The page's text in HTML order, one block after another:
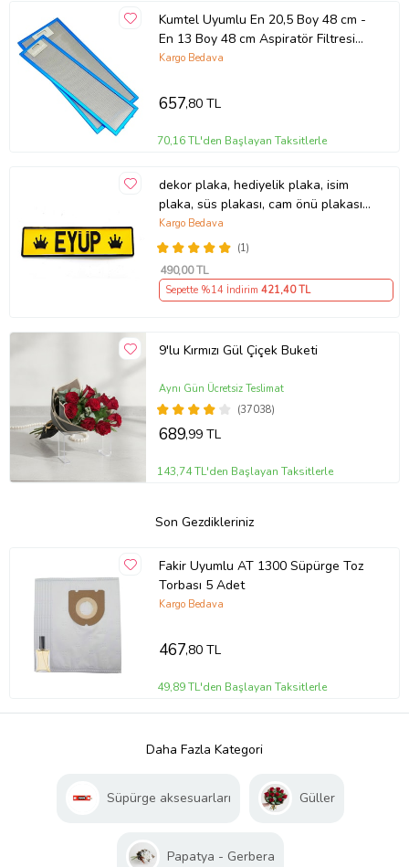
Kumtel Uyumlu En 20,5 Boy 48 cm -
En 13 Boy 48 cm Aspiratör Filtresi
Takımı
Kargo Bedava
657,80 TL
70,16 TL'den Başlayan Taksitlerle
dekor plaka, hediyelik plaka, isim
plaka, süs plakası, cam önü plakası,
tırcı plakası (Sarı-Siyah)
(1)
Kargo Bedava
490,00 TL
Sepette %14 İndirim 421,40 TL
9'lu Kırmızı Gül Çiçek Buketi
(37038)
Aynı Gün Ücretsiz Teslimat
689,99 TL
143,74 TL'den Başlayan Taksitlerle
Son Gezdikleriniz
Fakir Uyumlu AT 1300 Süpürge Toz
Torbası 5 Adet
Kargo Bedava
467,80 TL
49,89 TL'den Başlayan Taksitlerle
Daha Fazla Kategori
Süpürge aksesuarları Güller
Papatya - Gerbera